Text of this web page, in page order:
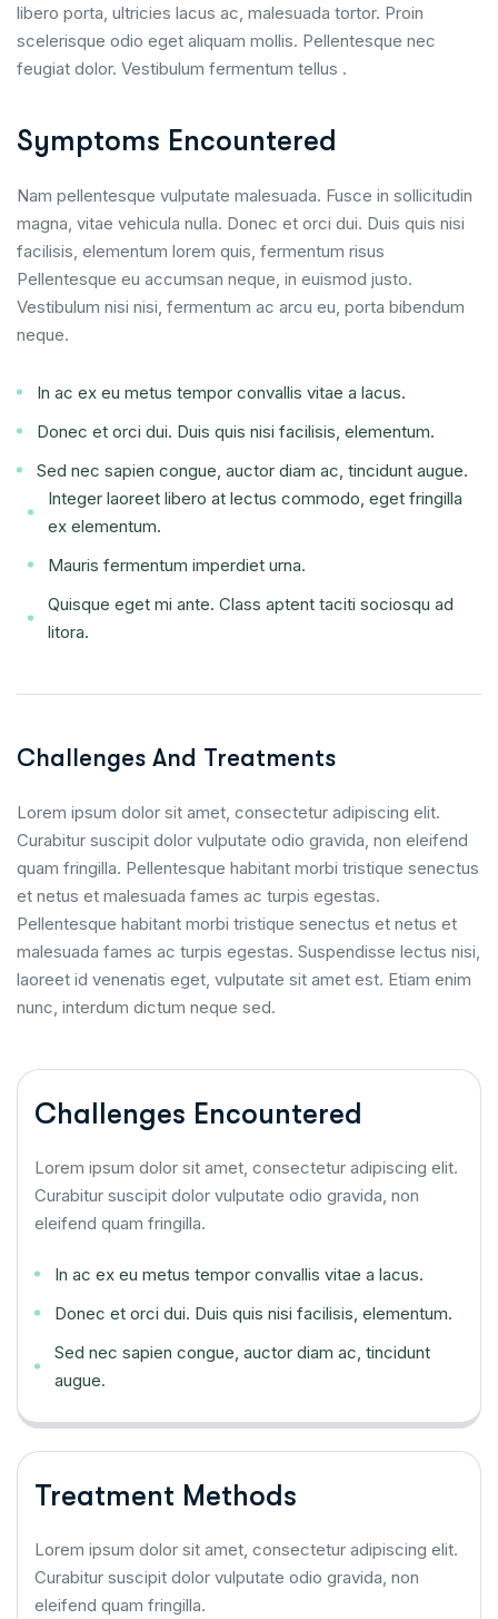
libero porta, ultricies lacus ac, malesuada tortor. Proin
scelerisque odio eget aliquam mollis. Pellentesque nec
feugiat dolor. Vestibulum fermentum tellus .
Symptoms Encountered
Nam pellentesque vulputate malesuada. Fusce in sollicitudin
magna, vitae vehicula nulla. Donec et orci dui. Duis quis nisi
facilisis, elementum lorem quis, fermentum risus
Pellentesque eu accumsan neque, in euismod justo.
Vestibulum nisi nisi, fermentum ac arcu eu, porta bibendum
neque.
In ac ex eu metus tempor convallis vitae a lacus.
Donec et orci dui. Duis quis nisi facilisis, elementum.
Sed nec sapien congue, auctor diam ac, tincidunt augue.
Integer laoreet libero at lectus commodo, eget fringilla
ex elementum.
Mauris fermentum imperdiet urna.
Quisque eget mi ante. Class aptent taciti sociosqu ad
litora.
Challenges And Treatments
Lorem ipsum dolor sit amet, consectetur adipiscing elit.
Curabitur suscipit dolor vulputate odio gravida, non eleifend
quam fringilla. Pellentesque habitant morbi tristique senectus
et netus et malesuada fames ac turpis egestas.
Pellentesque habitant morbi tristique senectus et netus et
malesuada fames ac turpis egestas. Suspendisse lectus nisi,
laoreet id venenatis eget, vulputate sit amet est. Etiam enim
nunc, interdum dictum neque sed.
Challenges Encountered
Lorem ipsum dolor sit amet, consectetur adipiscing elit.
Curabitur suscipit dolor vulputate odio gravida, non
eleifend quam fringilla.
In ac ex eu metus tempor convallis vitae a lacus.
Donec et orci dui. Duis quis nisi facilisis, elementum.
Sed nec sapien congue, auctor diam ac, tincidunt
augue.
Treatment Methods
Lorem ipsum dolor sit amet, consectetur adipiscing elit.
Curabitur suscipit dolor vulputate odio gravida, non
eleifend quam fringilla.